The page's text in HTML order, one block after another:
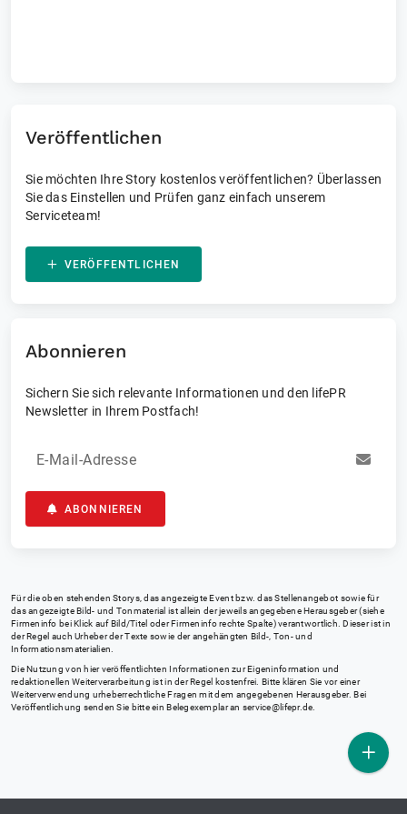
Veröffentlichen
Sie möchten Ihre Story kostenlos veröffentlichen? Überlassen
Sie das Einstellen und Prüfen ganz einfach unserem
Serviceteam!
VERÖFFENTLICHEN
Abonnieren
Sichern Sie sich relevante Informationen und den lifePR
Newsletter in Ihrem Postfach!
E-Mail-Adresse
ABONNIEREN
Für die oben stehenden Storys, das angezeigte Event bzw. das Stellenangebot sowie für
das angezeigte Bild- und Tonmaterial ist allein der jeweils angegebene Herausgeber (siehe
Firmeninfo bei Klick auf Bild/Titel oder Firmeninfo rechte Spalte) verantwortlich. Dieser ist in
der Regel auch Urheber der Texte sowie der angehängten Bild-, Ton- und
Informationsmaterialien.
Die Nutzung von hier veröffentlichten Informationen zur Eigeninformation und
redaktionellen Weiterverarbeitung ist in der Regel kostenfrei. Bitte klären Sie vor einer
Weiterverwendung urheberrechtliche Fragen mit dem angegebenen Herausgeber. Bei
Veröffentlichung senden Sie bitte ein Belegexemplar an service@lifepr.de